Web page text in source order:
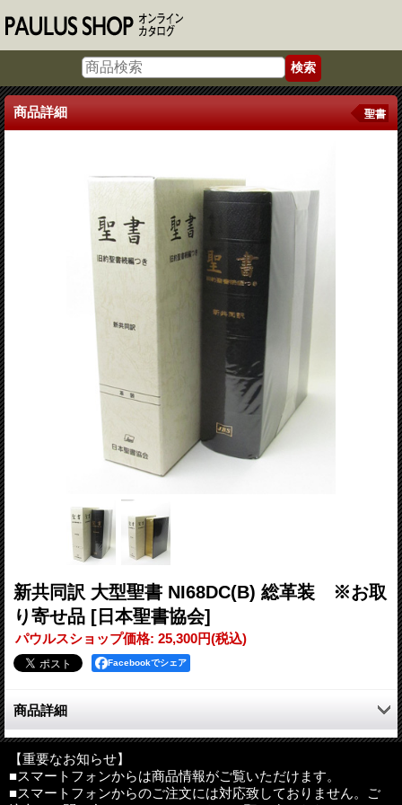
商品詳細 聖書
新共同訳 大型聖書 NI68DC(B) 総革装 ※お取
り寄せ品 [日本聖書協会]
パウルスショップ価格: 25,300円(税込)
Facebookでシェア
商品詳細
判型：A5判 上製
文字の大きさ：約10ポイント
その他：革装、三方金、ケース入り
ページ数：2,452ページ
【重要なお知らせ】
■スマートフォンからは商品情報がご覧いただけます。
■スマートフォンからのご注文には対応致しておりません。ご